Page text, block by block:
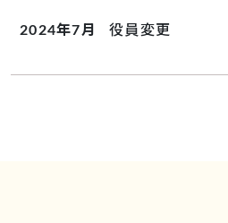
2024年7月 役員変更